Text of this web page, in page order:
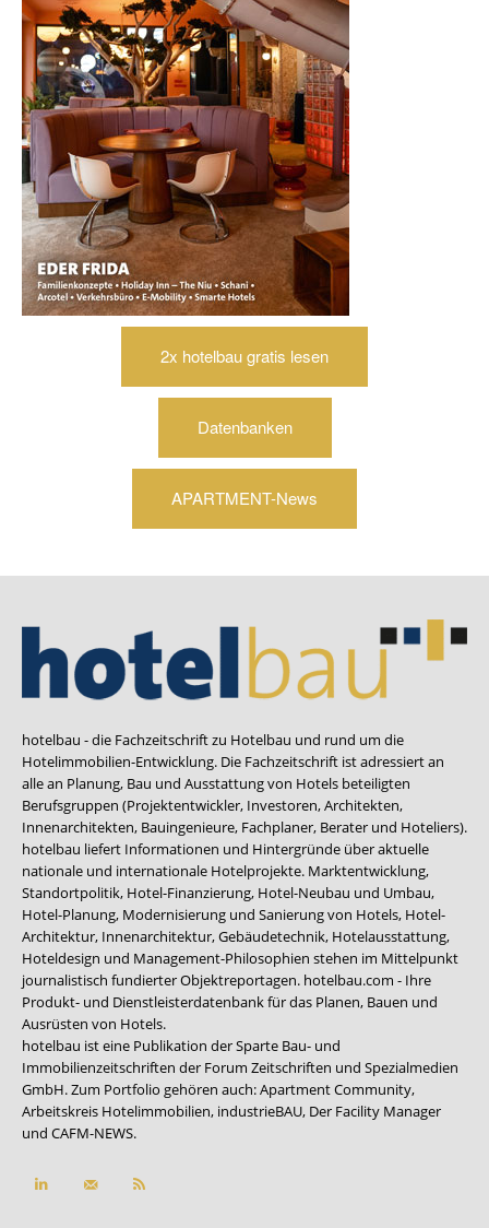
2x hotelbau gratis lesen
Datenbanken
APARTMENT-News
hotelbau - die Fachzeitschrift zu Hotelbau und rund um die
Hotelimmobilien-Entwicklung. Die Fachzeitschrift ist adressiert an
alle an Planung, Bau und Ausstattung von Hotels beteiligten
Berufsgruppen (Projektentwickler, Investoren, Architekten,
Innenarchitekten, Bauingenieure, Fachplaner, Berater und Hoteliers).
hotelbau liefert Informationen und Hintergründe über aktuelle
nationale und internationale Hotelprojekte. Marktentwicklung,
Standortpolitik, Hotel-Finanzierung, Hotel-Neubau und Umbau,
Hotel-Planung, Modernisierung und Sanierung von Hotels, Hotel-
Architektur, Innenarchitektur, Gebäudetechnik, Hotelausstattung,
Hoteldesign und Management-Philosophien stehen im Mittelpunkt
journalistisch fundierter Objektreportagen. hotelbau.com - Ihre
Produkt- und Dienstleisterdatenbank für das Planen, Bauen und
Ausrüsten von Hotels.
hotelbau ist eine Publikation der Sparte Bau- und
Immobilienzeitschriften der Forum Zeitschriften und Spezialmedien
GmbH. Zum Portfolio gehören auch:Apartment Community,
Arbeitskreis Hotelimmobilien, industrieBAU, Der Facility Manager
und CAFM-NEWS.